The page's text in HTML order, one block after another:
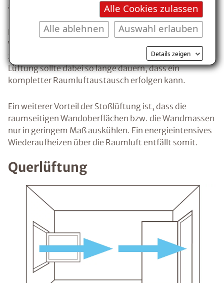
Alle Cookies zulassen
Auswahl erlauben
Alle ablehnen
Details zeigen
abgesenkt werden kann.
Eine Stoßlüftung muss bei normaler
Wohnraumnutzung erfahrungsgemäß mindestens
zwei- bis dreimal am Tag erfolgen. Jede einzelne
Lüftung sollte dabei so lange dauern, dass ein
kompletter Raumluftaustausch erfolgen kann.
Ein weiterer Vorteil der Stoßlüftung ist, dass die
raumseitigen Wandoberflächen bzw. die Wandmassen
nur in geringem Maß auskühlen. Ein energieintensives
Wiederaufheizen über die Raumluft entfällt somit.
Querlüftung
Kostenlosen Ratgeber anfordern
Voraussetzung für den Erhalt des kostenfreien
Ratgebers ist die Anmeldung zu unserem Newsletter.